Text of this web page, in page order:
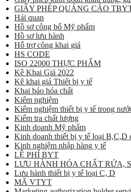
GIẤY PHÉP QUẢNG CÁO
Hải quan
Hồ sơ công bố Mỹ phẩm
Hồ sơ lưu hành
Hỗ trợ công khai giá
HS CODE
ISO 22000 THỰC PHẨM
Kê Khai Giá 2022
Kê khai giá Thiết bị y tế
Khai báo hóa chất
Kiểm nghiệm
Kiểm nghiệm thiết bị y tế trong
Kiểm tra chất lượng
Kinh doanh Mỹ phẩm
Kinh doanh thiết bị y tế loại B,C,D
Kinh nghiệm nhập hàng y tế
LỆ PHÍ BYT
LƯU HÀNH HÓA CHẤT RỬA,
Lưu hành thiết bị y tế loại C, D
MÃ VTYT